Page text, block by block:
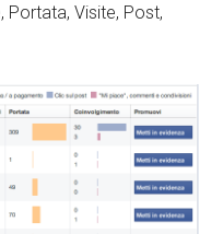
Portata, Visite, Post,